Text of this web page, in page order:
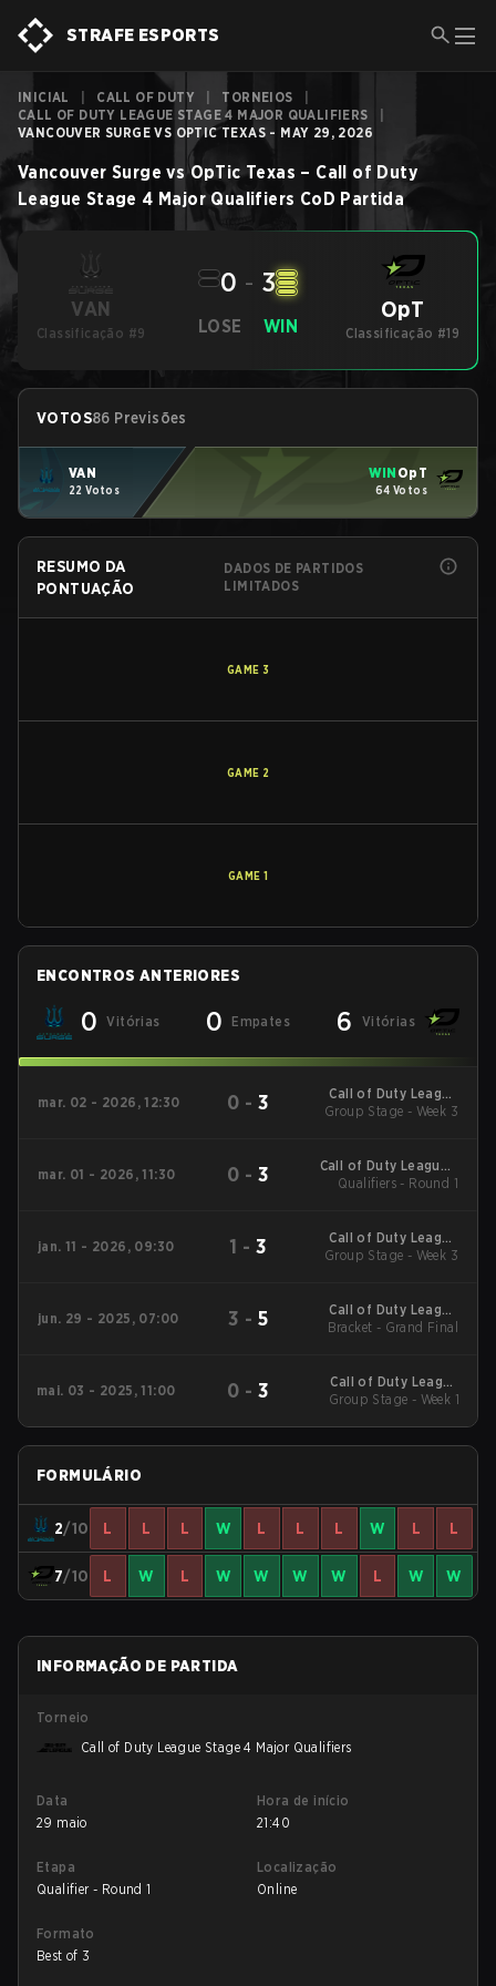
STRAFE ESPORTS
INICIAL CALL OF DUTY TORNEIOS
CALL OF DUTY LEAGUE STAGE 4 MAJOR QUALIFIERS
VANCOUVER SURGE VS OPTIC TEXAS - MAY 29, 2026
Vancouver Surge vs OpTic Texas – Call of Duty
League Stage 4 Major Qualifiers CoD Partida
VAN
Classificação #9 LOSE
0 - 3
WIN
OpT
Classificação #19
VOTOS86 Previsões
VAN
22 Votos
WIN OpT
64 Votos
RESUMO DA
PONTUAÇÃO
DADOS DE PARTIDOS
LIMITADOS
GAME 3
GAME 2
GAME 1
ENCONTROS ANTERIORES
0 Vitórias 0 Empates 6 Vitórias
mar. 02 - 2026, 12:30 0 - 3
Call of Duty League
2026 Regular Season
Group Stage - Week 3
mar. 01 - 2026, 11:30 0 - 3
Call of Duty League -
Call of Duty League
Qualifiers - Round 1
jan. 11 - 2026, 09:30 1 - 3
Call of Duty League
2026 Regular Season
Group Stage - Week 3
jun. 29 - 2025, 07:00 3 - 5
Call of Duty League
2025 CDL
Bracket - Grand Final
mai. 03 - 2025, 11:00 0 - 3
Call of Duty League
2025 Regular Season
Group Stage - Week 1
FORMULÁRIO
2/10 L L L W L L L W L L
7/10 L W L W W W W L W W
INFORMAÇÃO DE PARTIDA
Torneio
Call of Duty League Stage 4 Major Qualifiers
Data
29 maio
Hora de início
21:40
Etapa
Qualifier - Round 1
Localização
Online
Formato
Best of 3